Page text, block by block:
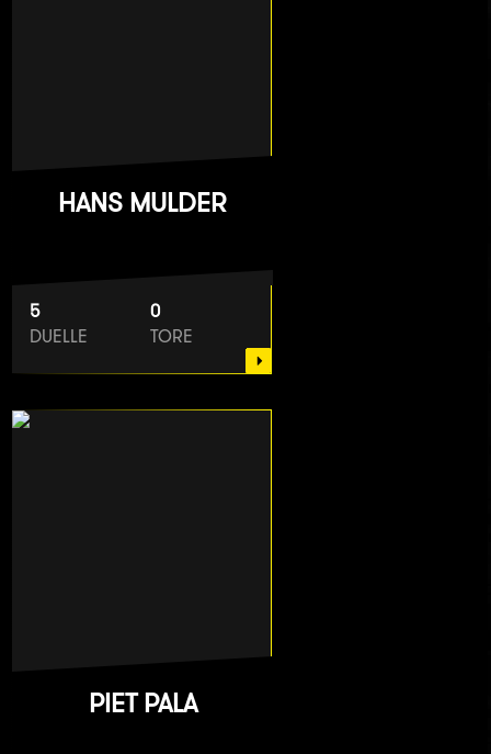
HANS MULDER
5
DUELLE
0
TORE
PIET PALA